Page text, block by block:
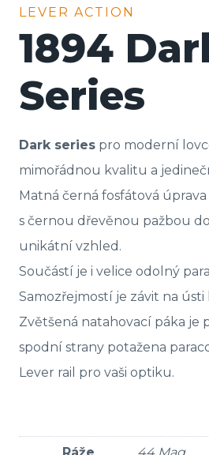
LEVER ACTION
1894
Series
Dark series pro moderní
mimořádnou kvalitu a
Matná černá fosfátová
s černou dřevěnou pažbou
unikátní vzhled.
Součástí je i velice odolný
Samozřejmostí je závit na ústi
Zvětšená natahovací páka je
spodní strany potažena
Lever rail pro vaši optiku.